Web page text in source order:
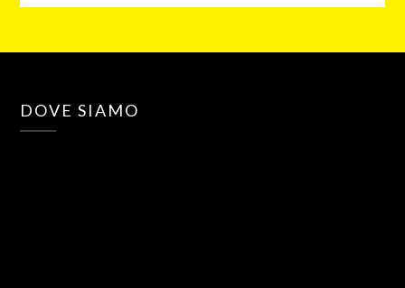
DOVE SIAMO